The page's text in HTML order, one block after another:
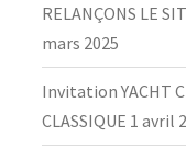
RELANÇONS LE
mars 2025
Invitation YACHT
CLASSIQUE 1 avril